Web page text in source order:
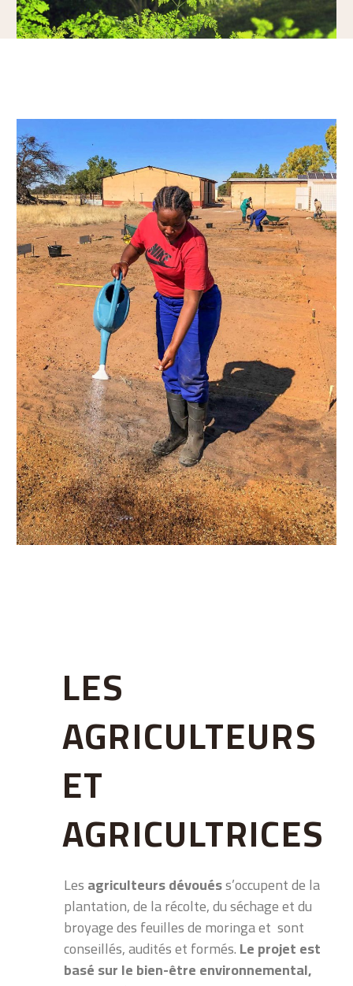
LES
AGRICULTEURS
ET
AGRICULTRICES
Lesagriculteurs dévouéss’occupent de la
plantation, de la récolte, du séchage et du
broyage des feuilles de moringa et sont
conseillés, audités et formés.Le projet est
basé sur le bien-être environnemental,